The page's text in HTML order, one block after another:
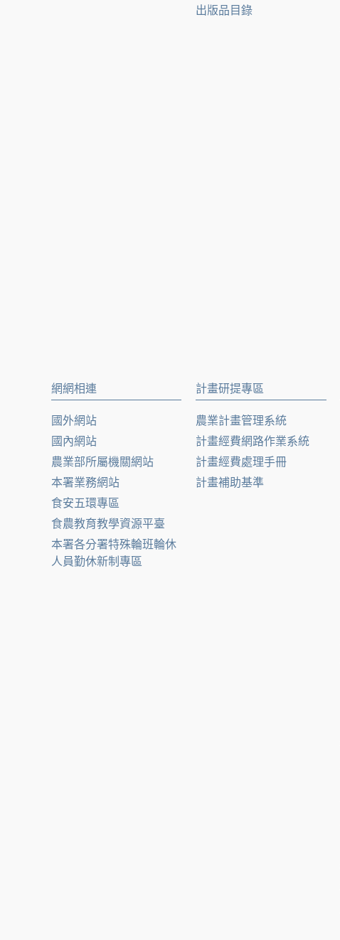
出版品目錄
網網相連
國外網站
國內網站
農業部所屬機關網站
本署業務網站
食安五環專區
食農教育教學資源平臺
本署各分署特殊輪班輪休
人員勤休新制專區
計畫研提專區
農業計畫管理系統
計畫經費網路作業系統
計畫經費處理手冊
計畫補助基準